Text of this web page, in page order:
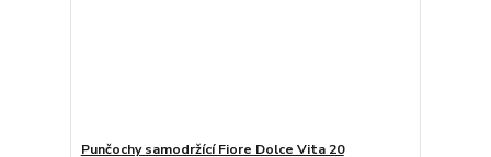
Punčochy samodržící Fiore Dolce Vita 20